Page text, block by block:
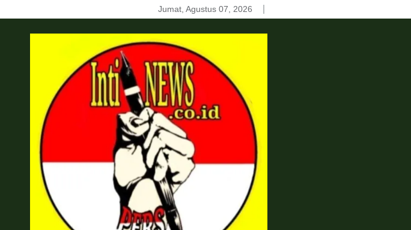
to
content
Jumat, Agustus 07, 2026